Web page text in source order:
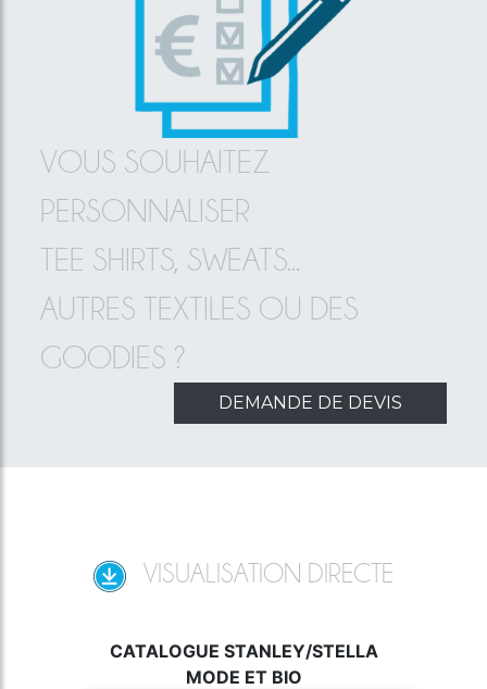
VOUS SOUHAITEZ
PERSONNALISER
TEE SHIRTS, SWEATS...
AUTRES TEXTILES OU DES
GOODIES ?
DEMANDE DE DEVIS
VISUALISATION DIRECTE
CATALOGUE STANLEY/STELLA
MODE ET BIO